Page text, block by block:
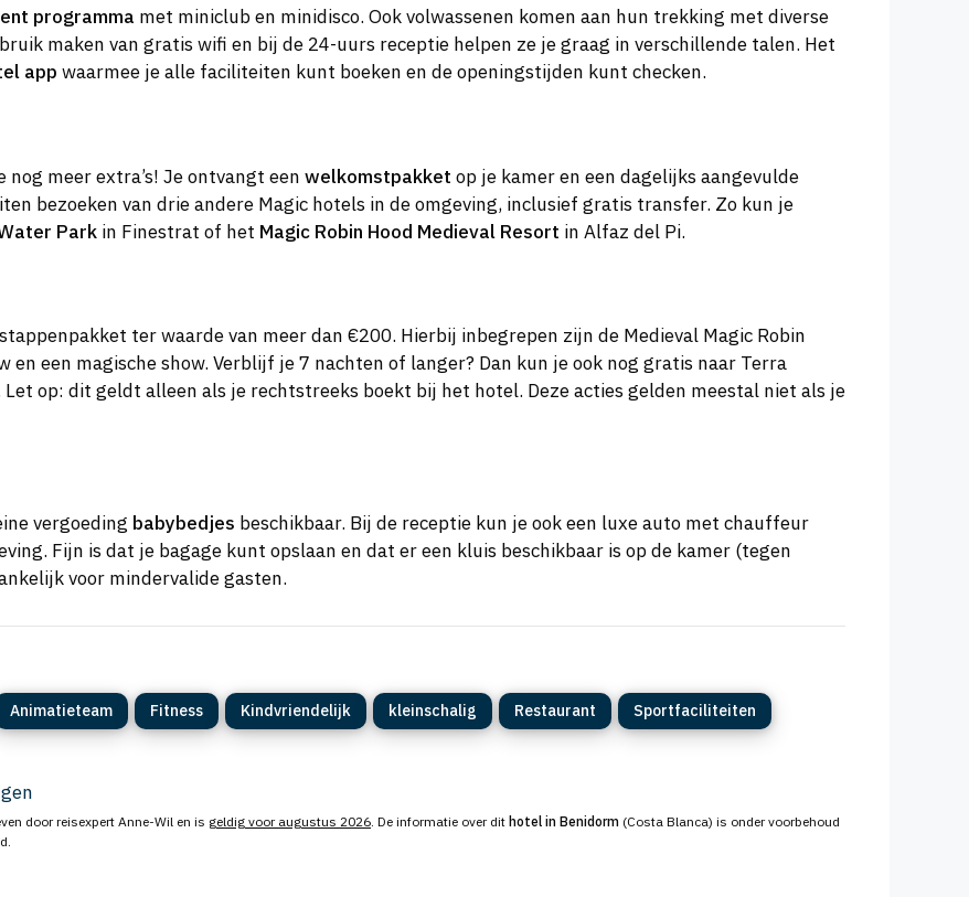
programma met miniclub en minidisco. Ook volwassenen komen aan hun trekking met diverse
maken van gratis wifi en bij de 24-uurs receptie helpen ze je graag in verschillende talen. Het
app waarmee je alle faciliteiten kunt boeken en de openingstijden kunt checken.
meer extra’s! Je ontvangt een welkomstpakket op je kamer en een dagelijks aangevulde
bezoeken van drie andere Magic hotels in de omgeving, inclusief gratis transfer. Zo kun je
Park in Finestrat of het Magic Robin Hood Medieval Resort in Alfaz del Pi.
ter waarde van meer dan €200. Hierbij inbegrepen zijn de Medieval Magic Robin
en een magische show. Verblijf je 7 nachten of langer? Dan kun je ook nog gratis naar Terra
op: dit geldt alleen als je rechtstreeks boekt bij het hotel. Deze acties gelden meestal niet als je
vergoeding babybedjes beschikbaar. Bij de receptie kun je ook een luxe auto met chauffeur
Fijn is dat je bagage kunt opslaan en dat er een kluis beschikbaar is op de kamer (tegen
voor mindervalide gasten.
Animatieteam Fitness Kindvriendelijk kleinschalig Restaurant Sportfaciliteiten
door reisexpert Anne-Wil en is geldig voor augustus 2026 . De informatie over dit hotel in Benidorm (Costa Blanca) is onder voorbehoud